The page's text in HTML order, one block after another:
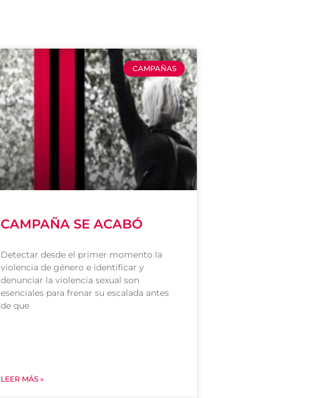
CAMPAÑAS
CAMPAÑA SE ACABÓ
Detectar desde el primer momento la
violencia de género e identificar y
denunciar la violencia sexual son
esenciales para frenar su escalada antes
de que
LEER MÁS »